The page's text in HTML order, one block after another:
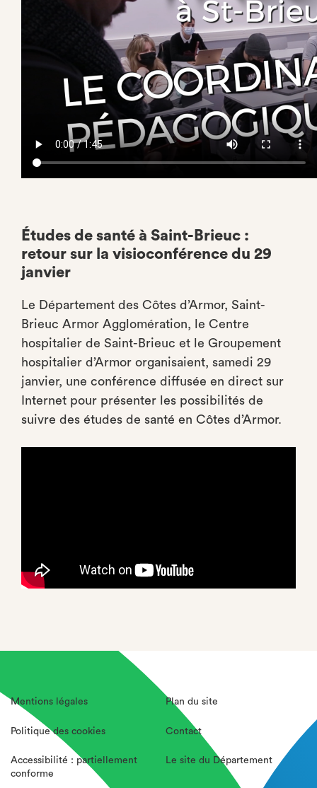
Études de santé à Saint-Brieuc :
retour sur la visioconférence du 29
janvier
Le Département des Côtes d’Armor, Saint-
Brieuc Armor Agglomération, le Centre
hospitalier de Saint-Brieuc et le Groupement
hospitalier d’Armor organisaient, samedi 29
janvier, une conférence diffusée en direct sur
Internet pour présenter les possibilités de
suivre des études de santé en Côtes d’Armor.
Mentions légales
Politique des cookies
Accessibilité : partiellement
conforme
Plan du site
Contact
Le site du Département